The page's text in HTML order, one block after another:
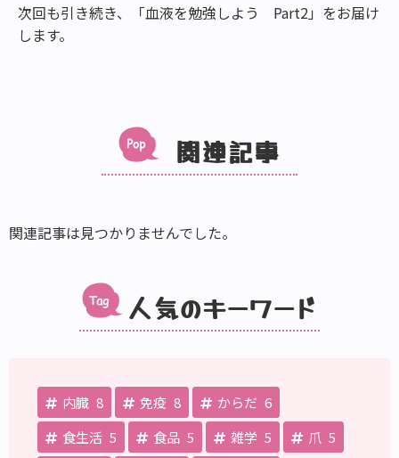
次回も引き続き、「血液を勉強しよう Part2」をお届け
します。
関連記事
関連記事は見つかりませんでした。
人気のキーワード
内臓 8 免疫 8 からだ 6
食生活 5 食品 5 雑学 5 爪 5